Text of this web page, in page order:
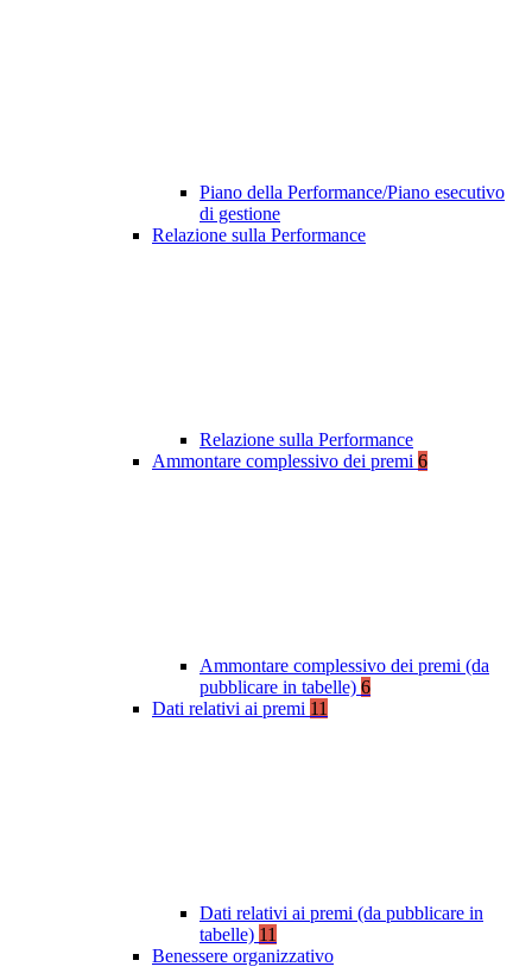
Piano della Performance/Piano esecutivo
di gestione
Relazione sulla Performance
Relazione sulla Performance
Ammontare complessivo dei premi 6
Ammontare complessivo dei premi (da
pubblicare in tabelle) 6
Dati relativi ai premi 11
Dati relativi ai premi (da pubblicare in
tabelle) 11
Benessere organizzativo